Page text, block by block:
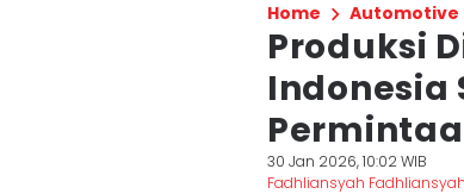
Home Automotive
Produksi
Indonesia
30 Jan 2026, 10:02 WIB
Fadhliansyah Fadhliansyah